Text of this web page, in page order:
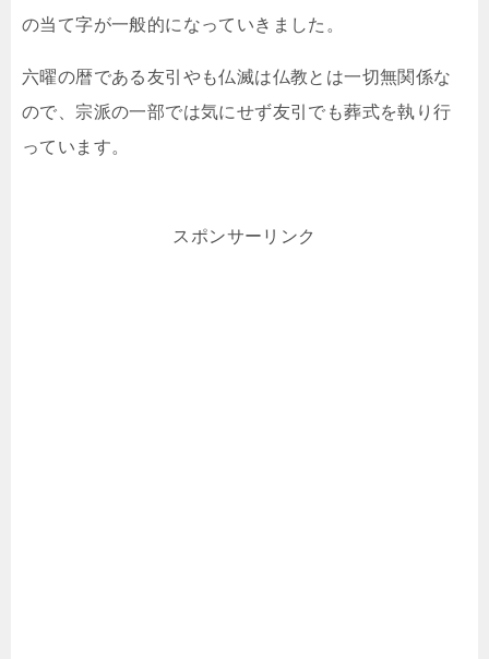
の当て字が一般的になっていきました。
六曜の暦である友引やも仏滅は仏教とは一切無関係な
ので、宗派の一部では気にせず友引でも葬式を執り行
っています。
スポンサーリンク